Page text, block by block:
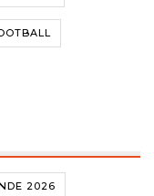
2026